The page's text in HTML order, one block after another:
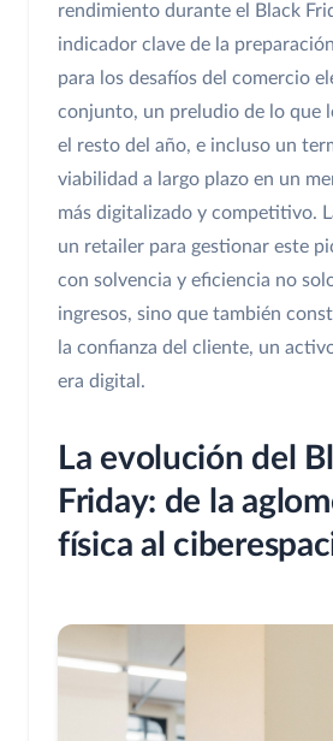
rendimiento durante el Black
indicador clave de la
para los desafíos del comercio
conjunto, un preludio de lo que
el resto del año, e incluso un
viabilidad a largo plazo en un
más digitalizado y competitivo.
un retailer para gestionar este
con solvencia y eficiencia no
ingresos, sino que también
la confianza del cliente, un
era digital.
La evolución del
Friday: de la
física al